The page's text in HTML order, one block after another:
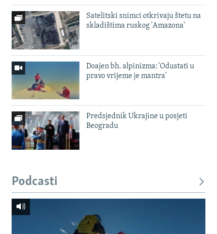
Satelitski snimci otkrivaju štetu na
skladištima ruskog 'Amazona'
Doajen bh. alpinizma: 'Odustati u
pravo vrijeme je mantra'
Predsjednik Ukrajine u posjeti
Beogradu
Podcasti